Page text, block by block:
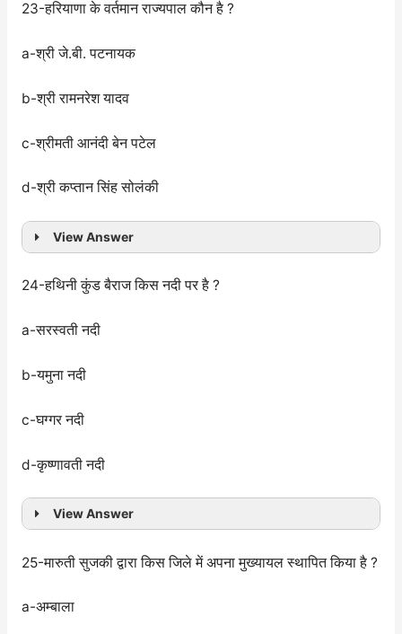
23-हरियाणा के वर्तमान राज्यपाल कौन है ?
a-श्री जे.बी. पटनायक
b-श्री रामनरेश यादव
c-श्रीमती आनंदी बेन पटेल
d-श्री कप्तान सिंह सोलंकी
View Answer
24-हथिनी कुंड बैराज किस नदी पर है ?
a-सरस्वती नदी
b-यमुना नदी
c-घग्गर नदी
d-कृष्णावती नदी
View Answer
25-मारुती सुजकी द्वारा किस जिले में अपना मुख्यायल स्थापित किया है ?
a-अम्बाला